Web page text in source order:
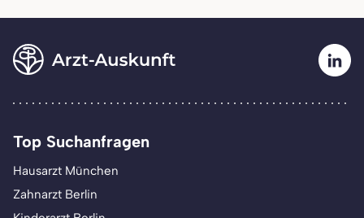
Top Suchanfragen
Hausarzt München
Zahnarzt Berlin